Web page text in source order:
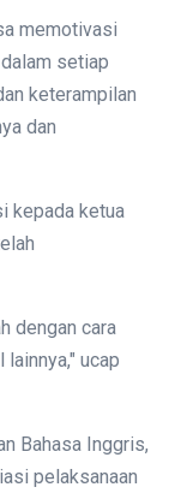
memotivasi
setiap
keterampilan
dan
kepada ketua
dengan cara
ucap
Bahasa Inggris,
pelaksanaan